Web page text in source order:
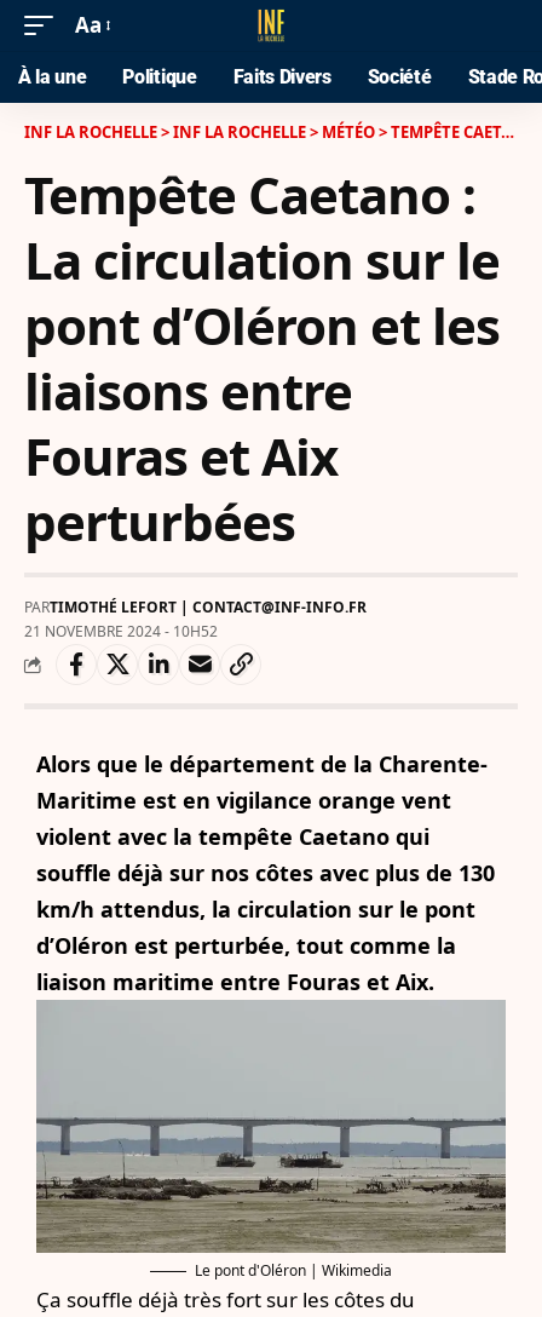
Aa
À la une Politique Faits Divers Société Stade
INF LA ROCHELLE>INF LA ROCHELLE> MÉTÉO>TEMPÊTE CAETANO : LA CIRCULATION SUR LE PONT D’OLÉRON ET LES LIAISONS ENTRE FOURAS ET AIX PERTURBÉES
Tempête Caetano :
La circulation sur le
pont d’Oléron et les
liaisons entre
Fouras et Aix
perturbées
PARTIMOTHÉ LEFORT | CONTACT@INF-INFO.FR
21 NOVEMBRE 2024 - 10H52
Alors que le département de la Charente-
Maritime est en vigilance orange vent
violent avec la tempête Caetano qui
souffle déjà sur nos côtes avec plus de 130
km/h attendus, la circulation sur le pont
d’Oléron est perturbée, tout comme la
liaison maritime entre Fouras et Aix.
Le pont d'Oléron | Wikimedia
Ça souffle déjà très fort sur les côtes du